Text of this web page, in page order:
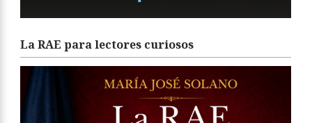
La RAE para lectores curiosos